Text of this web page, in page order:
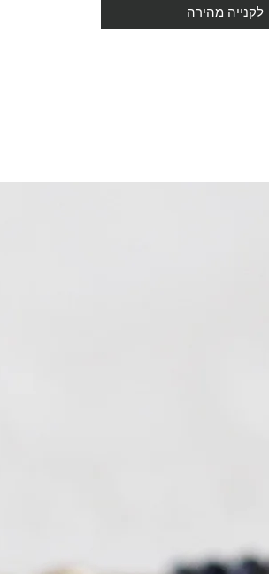
לקנייה מהירה